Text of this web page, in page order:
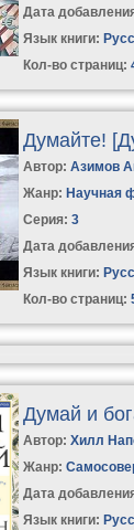
Дата
Язык книги:
Кол-во страниц:
Думайте!
Автор:Азимов
Жанр: Научная
Серия:3
Дата
Язык книги:
Кол-во страниц:
Думай и
Автор:Хилл
Жанр:
Дата
Язык книги: